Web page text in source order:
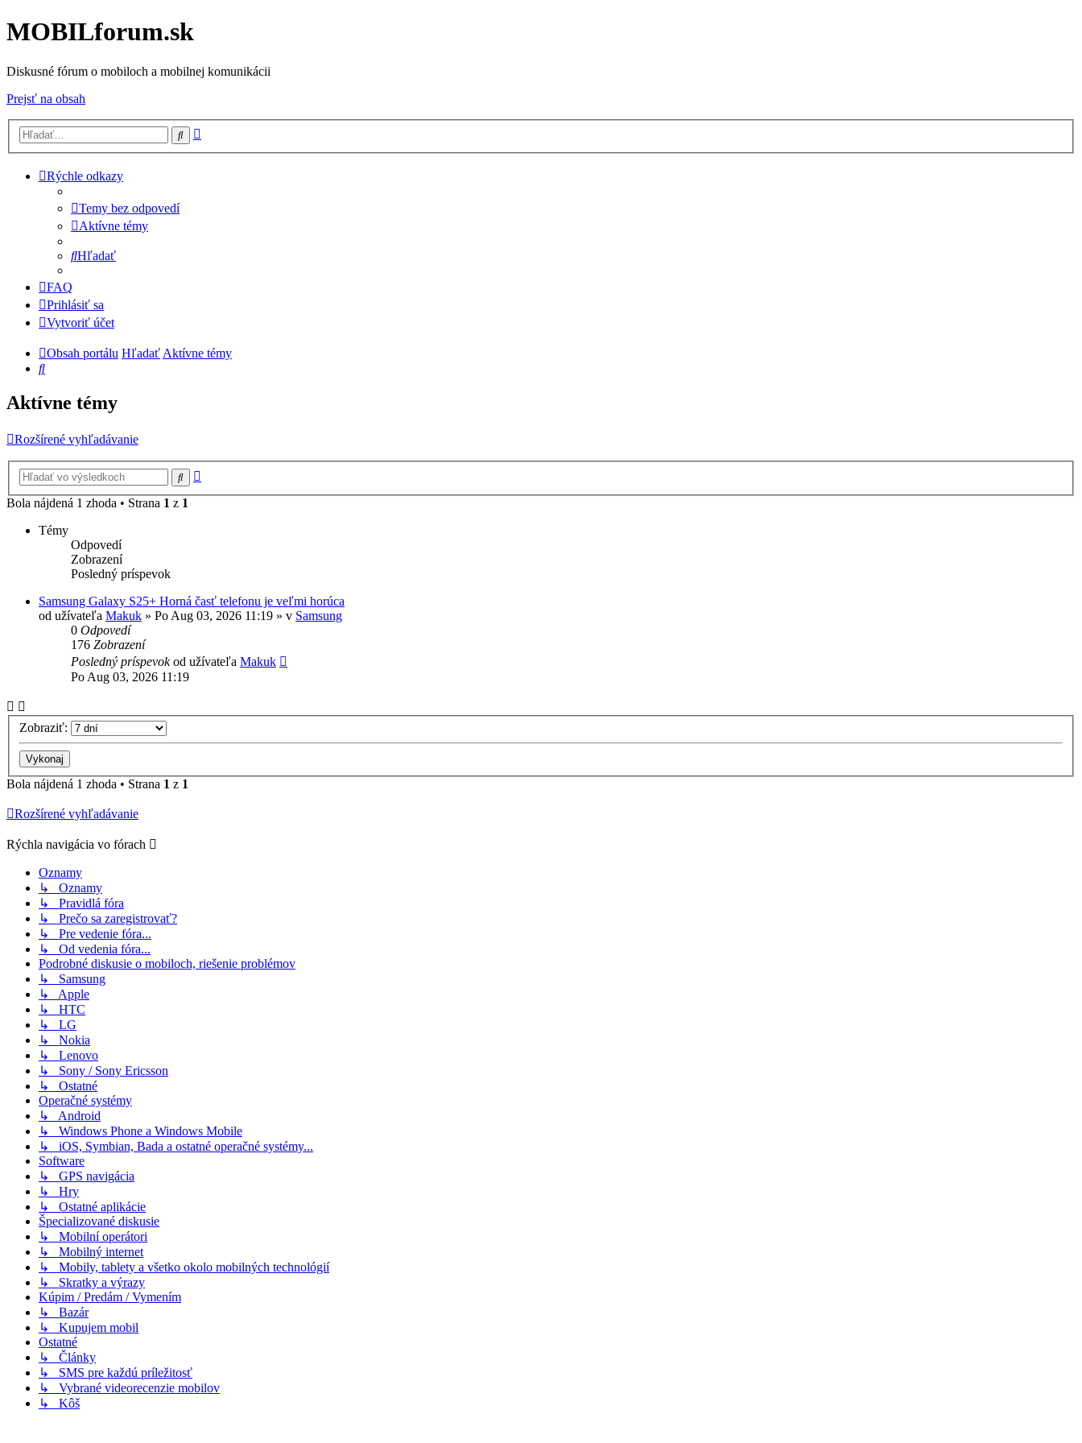
MOBILforum.sk
Diskusné fórum o mobiloch a mobilnej komunikácii
Prejsť na obsah
Hľadať
Rýchle odkazy
Temy bez odpovedí
Aktívne témy
Hľadať
FAQ
Prihlásiť sa
Vytvoriť účet
Obsah portálu HľadaťAktívne témy
Hľadať
Aktívne témy
Rozšírené vyhľadávanie
Hľadať
Bola nájdená 1 zhoda • Strana 1 z 1
Témy
Odpovedí
Zobrazení
Posledný príspevok
Samsung Galaxy S25+ Horná časť telefonu je veľmi horúca
od užívateľa Makuk » Po Aug 03, 2026 11:19 » v Samsung
0 Odpovedí
176 Zobrazení
Posledný príspevokod užívateľa Makuk
Po Aug 03, 2026 11:19
Zobraziť:
Bola nájdená 1 zhoda • Strana 1 z 1
Rozšírené vyhľadávanie
Rýchla navigácia vo fórach
Oznamy
↳ Oznamy
↳ Pravidlá fóra
↳ Prečo sa zaregistrovať?
↳ Pre vedenie fóra...
↳ Od vedenia fóra...
Podrobné diskusie o mobiloch, riešenie problémov
↳ Samsung
↳ Apple
↳ HTC
↳ LG
↳ Nokia
↳ Lenovo
↳ Sony / Sony Ericsson
↳ Ostatné
Operačné systémy
↳ Android
↳ Windows Phone a Windows Mobile
↳ iOS, Symbian, Bada a ostatné operačné systémy...
Software
↳ GPS navigácia
↳ Hry
↳ Ostatné aplikácie
Špecializované diskusie
↳ Mobilní operátori
↳ Mobilný internet
↳ Mobily, tablety a všetko okolo mobilných technológií
↳ Skratky a výrazy
Kúpim / Predám / Vymením
↳ Bazár
↳ Kupujem mobil
Ostatné
↳ Články
↳ SMS pre každú príležitosť
↳ Vybrané videorecenzie mobilov
↳ Kôš